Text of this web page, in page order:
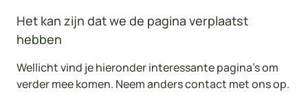
Het kan zijn dat we de pagina verplaatst
hebben
Wellicht vind je hieronder interessante pagina's om
verder mee komen. Neem anders contact met ons op.